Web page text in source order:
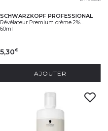
SCHWARZKOPF PROFESSIONAL
Révélateur Premium crème 2%...
60ml
5,30€
AJOUTER